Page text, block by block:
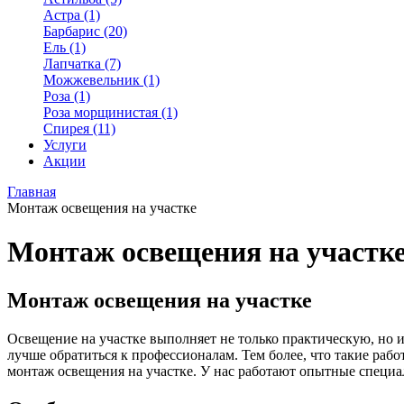
Астра (1)
Барбарис (20)
Ель (1)
Лапчатка (7)
Можжевельник (1)
Роза (1)
Роза морщинистая (1)
Спирея (11)
Услуги
Акции
Главная
Монтаж освещения на участке
Монтаж освещения на
Монтаж освещения на участке
Освещение на участке выполняет не только практическую,
лучше обратиться к профессионалам. Тем более, что такие
монтаж освещения на участке. У нас работают опытные